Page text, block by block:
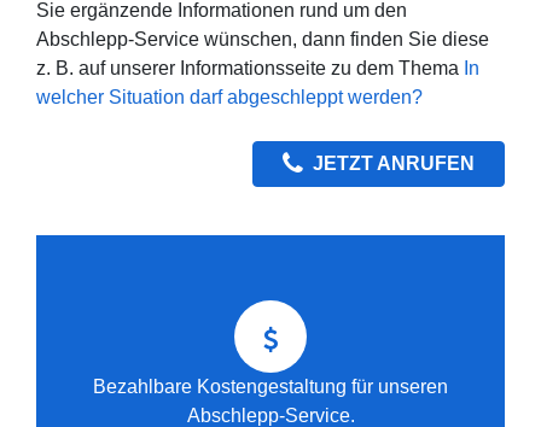
Sie ergänzende Informationen rund um den
Abschlepp-Service wünschen, dann finden Sie diese
z. B. auf unserer Informationsseite zu dem Thema In
welcher Situation darf abgeschleppt werden?
JETZT ANRUFEN
Bezahlbare Kostengestaltung für unseren
Abschlepp-Service.